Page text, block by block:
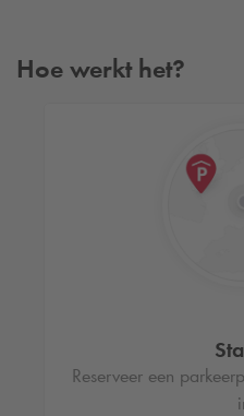
Hoe werkt het?
Reserveer een